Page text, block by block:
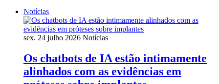
Notícias
sex. 24 julho 2026 Notícias
Os chatbots de IA estão intimamente
alinhados com as evidências em